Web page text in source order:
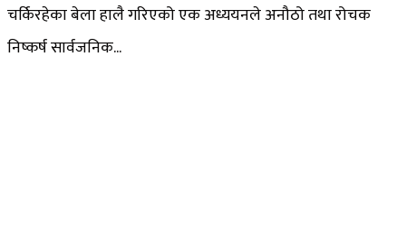
चर्किरहेका बेला हालै गरिएको एक अध्ययनले अनौठो तथा रोचक
निष्कर्ष सार्वजनिक...